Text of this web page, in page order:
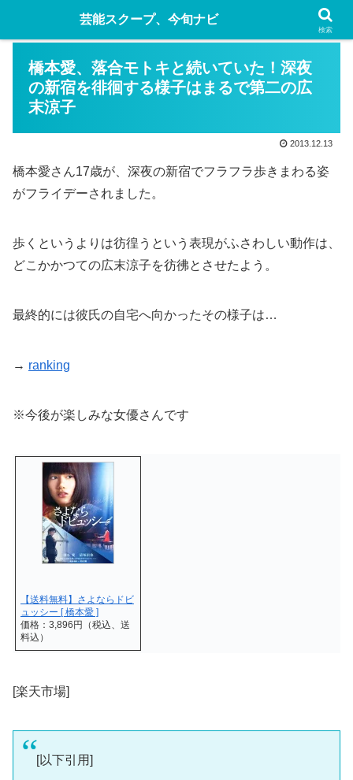
橋本愛、落合モトキと続いていた！深夜
の新宿を徘徊する様子はまるで第二の広
末涼子
2013.12.13
橋本愛さん17歳が、深夜の新宿でフラフラ歩きまわる姿
がフライデーされました。
歩くというよりは彷徨うという表現がふさわしい動作は、
どこかかつての広末涼子を彷彿とさせたよう。
最終的には彼氏の自宅へ向かったその様子は…
→ ranking
※今後が楽しみな女優さんです
【送料無料】さよならドビ
ュッシー [ 橋本愛 ]
価格：3,896円（税込、送
料込）
[楽天市場]
[以下引用]
芸能スクープ、今旬ナビ
検索